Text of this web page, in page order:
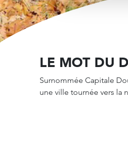
LE MOT DU
Surnommée Capitale
une ville tournée vers la